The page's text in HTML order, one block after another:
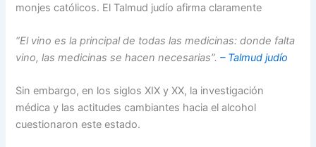
monjes católicos. El Talmud judío afirma claramente
“El vino es la principal de todas las medicinas: donde falta
vino, las medicinas se hacen necesarias”.– Talmud judío
Sin embargo, en los siglos XIX y XX, la investigación
médica y las actitudes cambiantes hacia el alcohol
cuestionaron este estado.